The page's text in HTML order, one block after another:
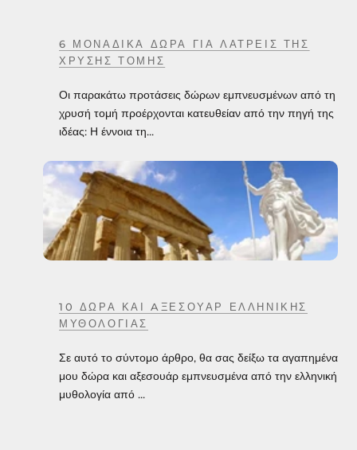
6 ΜΟΝΑΔΙΚΆ ΔΏΡΑ ΓΙΑ ΛΆΤΡΕΙΣ ΤΗΣ
ΧΡΥΣΉΣ ΤΟΜΉΣ
Οι παρακάτω προτάσεις δώρων εμπνευσμένων από τη
χρυσή τομή προέρχονται κατευθείαν από την πηγή της
ιδέας: Η έννοια τη...
10 ΔΏΡΑ ΚΑΙ AΞΕΣΟΥΆΡ ΕΛΛΗΝΙΚΉΣ
ΜΥΘΟΛΟΓΊΑΣ
Σε αυτό το σύντομο άρθρο, θα σας δείξω τα αγαπημένα
μου δώρα και αξεσουάρ εμπνευσμένα από την ελληνική
μυθολογία από ...